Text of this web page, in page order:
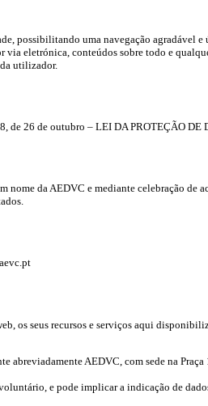
possibilitando uma navegação agradável e
eletrónica, conteúdos sobre todo e
utilizador.
de 26 de outubro – LEI DA PROTEÇÃO DE
nome da AEDVC e mediante celebração de
os seus recursos e serviços aqui
AEDVC, com sede na
e pode implicar a indicação de